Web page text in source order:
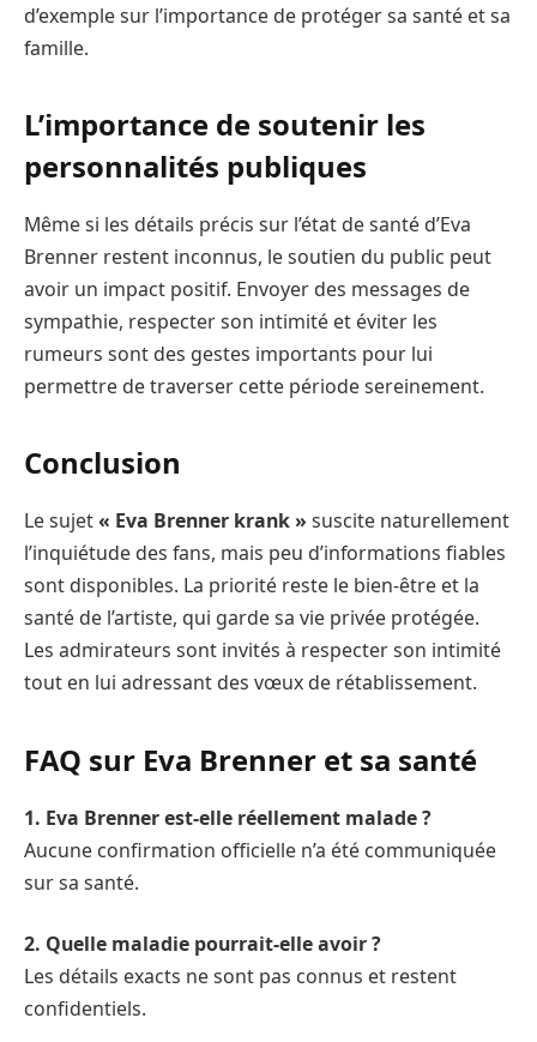
d’exemple sur l’importance de protéger sa santé et sa
famille.
L’importance de soutenir les
personnalités publiques
Même si les détails précis sur l’état de santé d’Eva
Brenner restent inconnus, le soutien du public peut
avoir un impact positif. Envoyer des messages de
sympathie, respecter son intimité et éviter les
rumeurs sont des gestes importants pour lui
permettre de traverser cette période sereinement.
Conclusion
Le sujet« Eva Brenner krank » suscite naturellement
l’inquiétude des fans, mais peu d’informations fiables
sont disponibles. La priorité reste le bien-être et la
santé de l’artiste, qui garde sa vie privée protégée.
Les admirateurs sont invités à respecter son intimité
tout en lui adressant des vœux de rétablissement.
FAQ sur Eva Brenner et sa santé
1. Eva Brenner est-elle réellement malade ?
Aucune confirmation officielle n’a été communiquée
sur sa santé.
2. Quelle maladie pourrait-elle avoir ?
Les détails exacts ne sont pas connus et restent
confidentiels.